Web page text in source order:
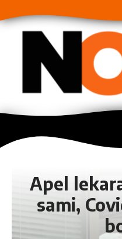
Apel
sami,